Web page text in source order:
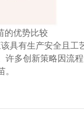
的优势比较
具有生产安全且
多创新策略因流